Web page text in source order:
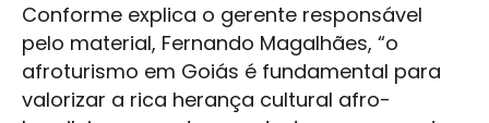
Conforme explica o gerente responsável
pelo material, Fernando Magalhães, “o
afroturismo em Goiás é fundamental para
valorizar a rica herança cultural afro-